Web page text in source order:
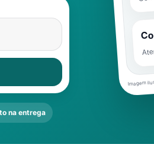
na entrega
Imagem